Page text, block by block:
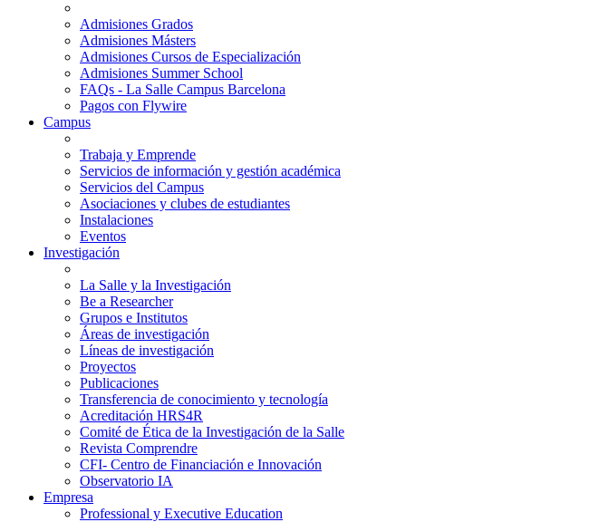
Admisiones Grados
Admisiones Másters
Admisiones Cursos de Especialización
Admisiones Summer School
FAQs - La Salle Campus Barcelona
Pagos con Flywire
Campus
Trabaja y Emprende
Servicios de información y gestión académica
Servicios del Campus
Asociaciones y clubes de estudiantes
Instalaciones
Eventos
Investigación
La Salle y la Investigación
Be a Researcher
Grupos e Institutos
Áreas de investigación
Líneas de investigación
Proyectos
Publicaciones
Transferencia de conocimiento y tecnología
Acreditación HRS4R
Comité de Ética de la Investigación de la Salle
Revista Comprendre
CFI- Centro de Financiación e Innovación
Observatorio IA
Empresa
Professional y Executive Education